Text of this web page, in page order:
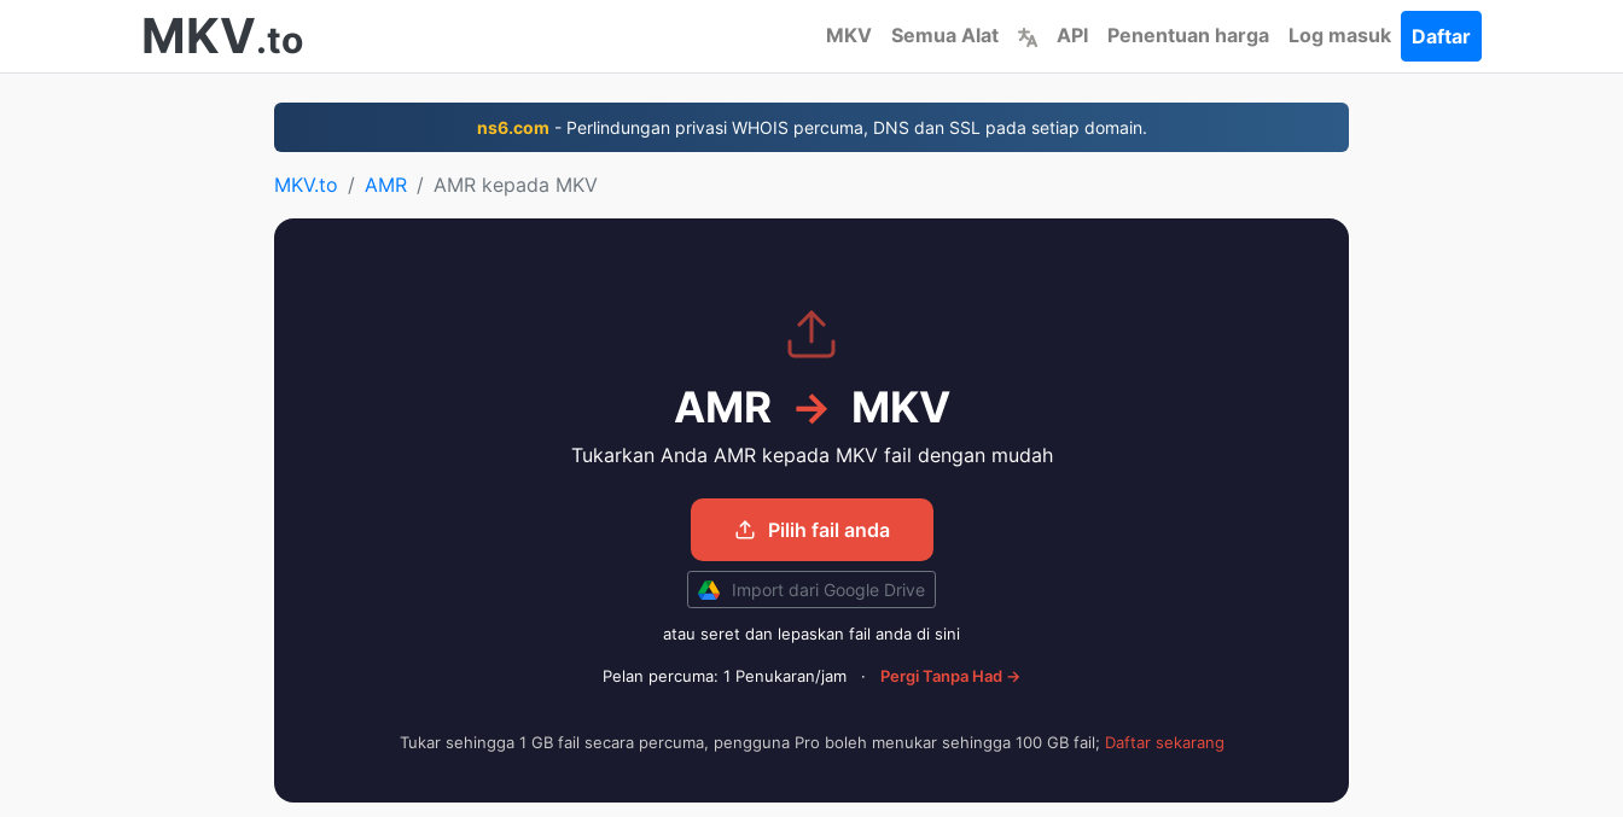
MKV.to MKV Semua Alat API Penentuan harga Log masuk Daftar
ns6.com - Perlindungan privasi WHOIS percuma, DNS dan SSL pada setiap domain.
MKV.to AMR AMR kepada MKV
AMR → MKV
Tukarkan Anda AMR kepada MKV fail dengan mudah
Pilih fail anda
Import dari Google Drive
atau seret dan lepaskan fail anda di sini
Pelan percuma: 1 Penukaran/jam · Pergi Tanpa Had →
Tukar sehingga 1 GB fail secara percuma, pengguna Pro boleh menukar sehingga 100 GB fail; Daftar sekarang